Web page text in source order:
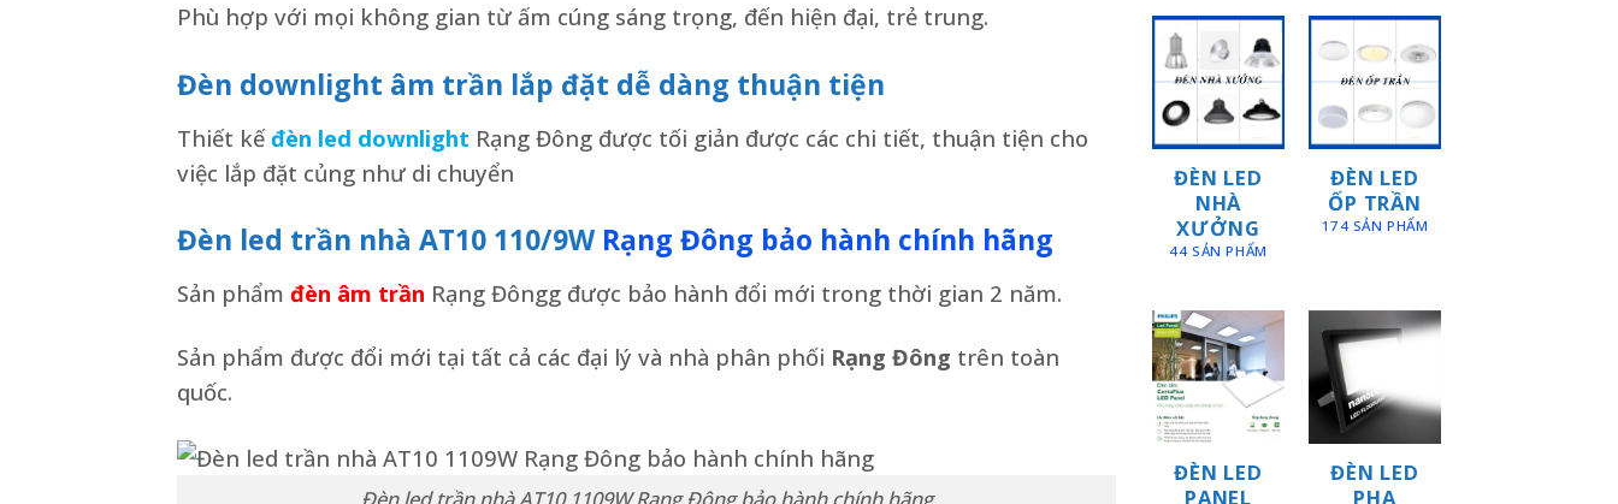
Phù hợp với mọi không gian từ ấm cúng sáng trọng, đến hiện đại, trẻ trung.
Đèn downlight âm trần lắp đặt dễ dàng thuận tiện
Thiết kếđèn led downlight Rạng Đông được tối giản được các chi tiết, thuận tiện cho
việc lắp đặt củng như di chuyển
Đèn led trần nhà AT10 110/9W Rạng Đông bảo hành chính hãng
Sản phẩm đèn âm trần Rạng Đôngg được bảo hành đổi mới trong thời gian 2 năm.
Sản phẩm được đổi mới tại tất cả các đại lý và nhà phân phối Rạng Đông trên toàn
quốc.
ĐÈN LED
NHÀ
XƯỞNG
44 SẢN PHẨM
ĐÈN LED
ỐP TRẦN
174 SẢN PHẨM
ĐÈN LED
PANEL
ĐÈN LED
PHA